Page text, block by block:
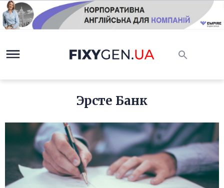
Эрсте Банк